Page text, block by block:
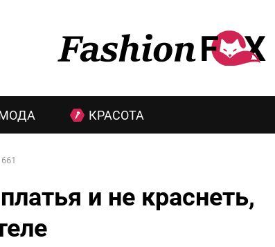
КРАСОТА
661
и не краснеть,